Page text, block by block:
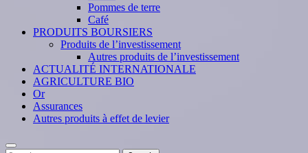
Pommes de terre
Café
PRODUITS BOURSIERS
Produits de l’investissement
Autres produits de l’investissement
ACTUALITÉ INTERNATIONALE
AGRICULTURE BIO
Or
Assurances
Autres produits à effet de levier
Search